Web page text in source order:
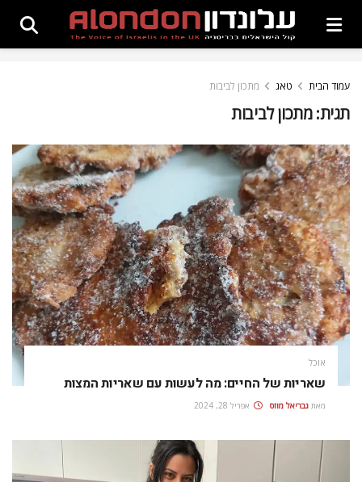
עמוד הבית טאג מתכון לביבות
תגית:מתכון לביבות
אוכל
שאריות של החיים: מה לעשות עם שאריות המצות
מאת גבריאל מוזס אפריל 28, 2024